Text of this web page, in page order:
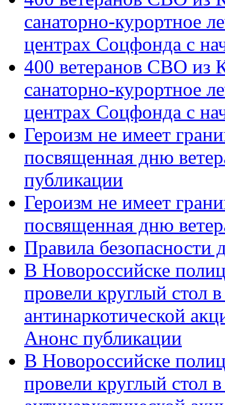
санаторно-курортное
центрах Соцфонда с
400 ветеранов СВО из
санаторно-курортное
центрах Соцфонда с
Героизм не имеет
посвященная дню
публикации
Героизм не имеет
посвященная дню
Правила безопасности
В Новороссийске
провели круглый стол
антинаркотической
Анонс публикации
В Новороссийске
провели круглый стол